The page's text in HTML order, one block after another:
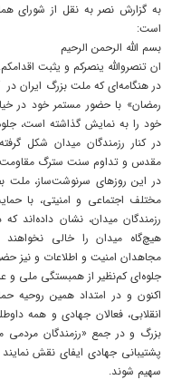
به گزارش نصر به نقل از شورای
است:
بسم الله الرحمن الرحیم
ان تنصروالله ینصرکم و یثبت اقدامکم.
در هنگامه‌ای که ملت بزرگ ایران در
رمضان» با حضور مستمر خود در
خود را به نمایش گذاشته است،
در کنار رزمندگان میدان شکل
مقدس و تداوم سنت سترگ مقاومت
در این روزهای سرنوشت‌ساز، ملت
مختلف اجتماعی و امنیتی، با
رزمندگان میدان، نشان داده‌اند
هیچ‌گاه میدان را خالی
مجاهدان امنیت و اطلاعات و نیز
جلوه‌ای کم‌نظیر از همبستگی ملی و
اکنون و در امتداد همین روحیه
انقلابی، فعالان جهادی و همه
بزرگ و در جمع «رزمندگان
پشتیبانی جهادی ایفای نقش
سهیم شوند.